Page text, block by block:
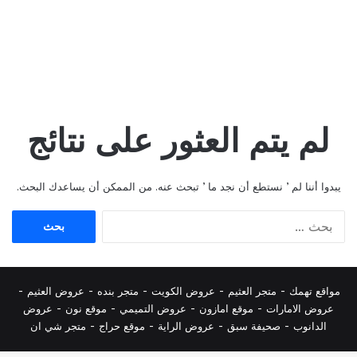
لم يتم العثور على نتائج
يبدوا أننا لم ’ نستطع أن نجد ما ’ تبحث عنه. من الممكن أن يساعدك البحث.
مواقع تهمك - متجر العثيم - عروض الكويت - متجر بنده - عروض العثيم -
عروض الامارات - موقع امازون - عروض التميمي - موقع نون - عروض
الدانوب - صحيفة سبق - عروض الراية - موقع حراج - متجر شي ان